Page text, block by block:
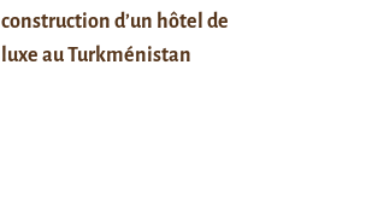
construction d’un hôtel de
luxe au Turkménistan